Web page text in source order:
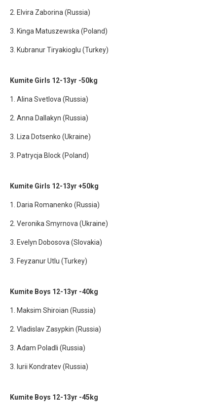
2. Elvira Zaborina (Russia)
3. Kinga Matuszewska (Poland)
3. Kubranur Tiryakioglu (Turkey)
Kumite Girls 12-13yr -50kg
1. Alina Svetlova (Russia)
2. Anna Dallakyn (Russia)
3. Liza Dotsenko (Ukraine)
3. Patrycja Block (Poland)
Kumite Girls 12-13yr +50kg
1. Daria Romanenko (Russia)
2. Veronika Smyrnova (Ukraine)
3. Evelyn Dobosova (Slovakia)
3. Feyzanur Utlu (Turkey)
Kumite Boys 12-13yr -40kg
1. Maksim Shiroian (Russia)
2. Vladislav Zasypkin (Russia)
3. Adam Poladli (Russia)
3. Iurii Kondratev (Russia)
Kumite Boys 12-13yr -45kg